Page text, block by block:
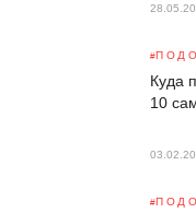
Куда
10